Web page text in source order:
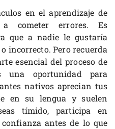
en el aprendizaje de
cometer errores. Es
que a nadie le gustaría
incorrecto. Pero recuerda
esencial del proceso de
una oportunidad para
nativos aprecian tus
en su lengua y suelen
tímido, participa en
antes de lo que